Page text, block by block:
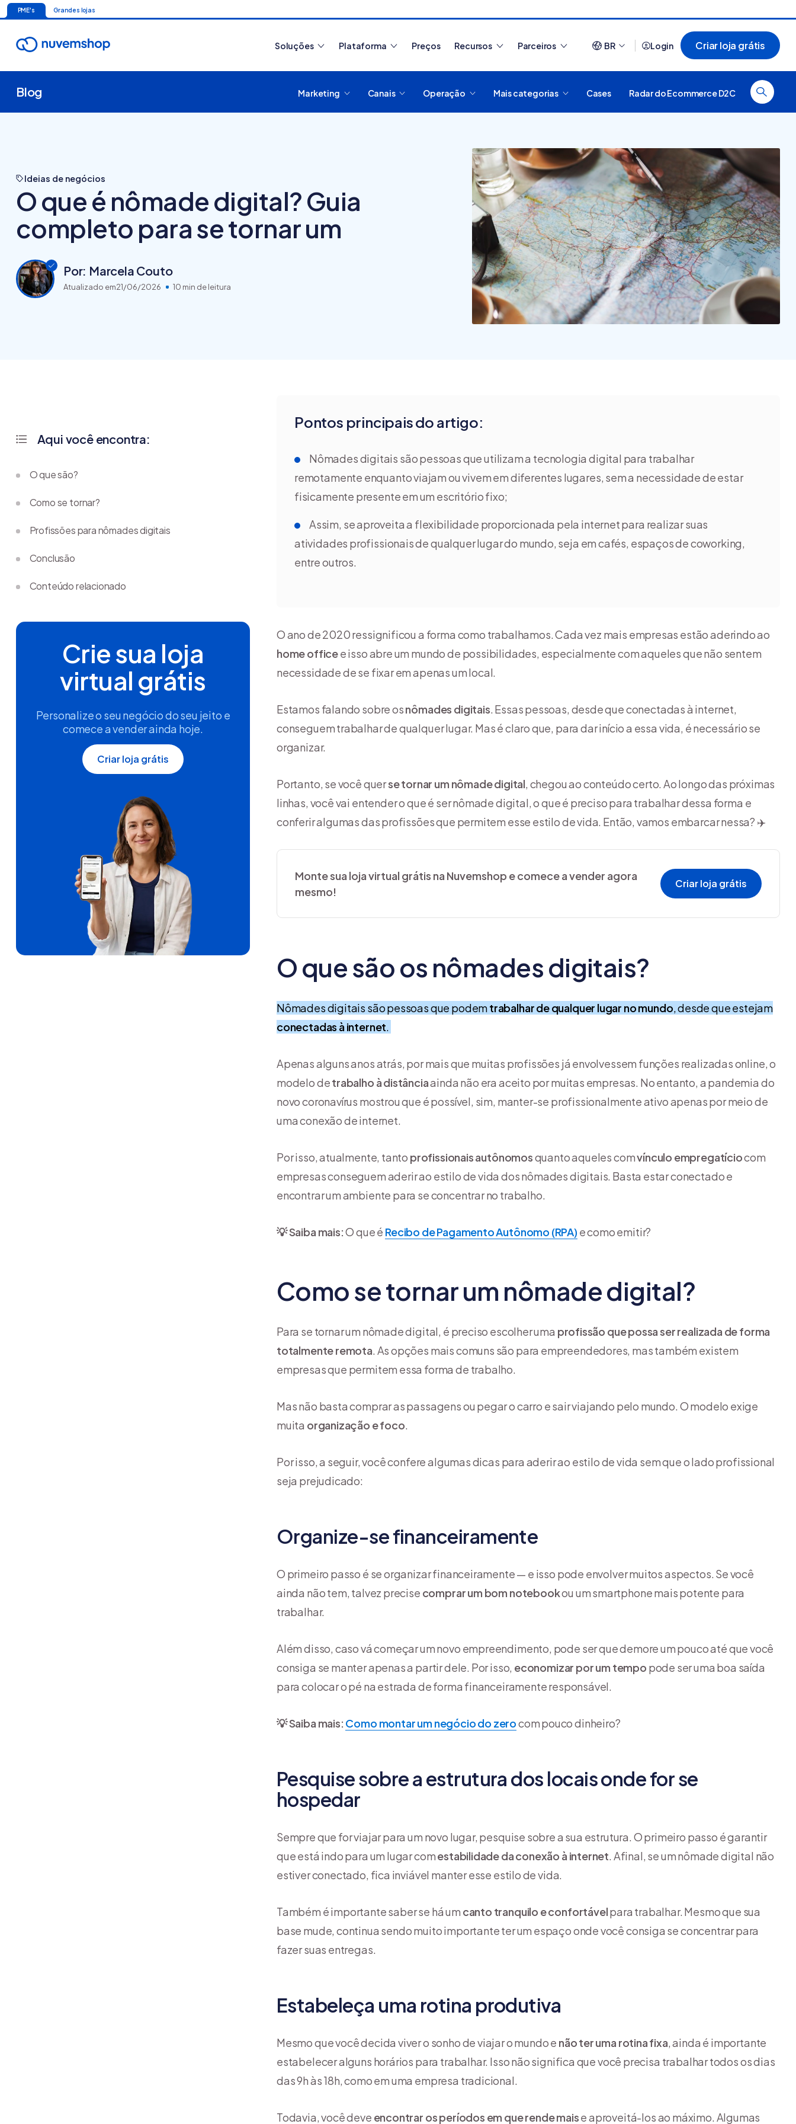
PME's Grandes lojas
Soluções Plataforma Preços Recursos
plataforma de
e-commerce?
O que é
plataforma
digital, como
funciona e quais
são os tipos?
[guia]
44 sites que usam Nuvemshop para te
inspirar a ter o seu negó...
Parceiros BR Login Criar loja grátis
Blog Marketing Canais Operação Mais categorias Cases Radar do Ecommerce D2C
Ideias de negócios
O que é nômade digital? Guia
completo para se tornar um
Por: Marcela Couto
Atualizado em21/06/2026 10 min de leitura
Pontos principais do artigo:
Nômades digitais são pessoas que utilizam a tecnologia digital para trabalhar
remotamente enquanto viajam ou vivem em diferentes lugares, sem a necessidade de estar
fisicamente presente em um escritório fixo;
Assim, se aproveita a flexibilidade proporcionada pela internet para realizar suas
atividades profissionais de qualquer lugar do mundo, seja em cafés, espaços de coworking,
entre outros.
O ano de 2020 ressignificou a forma como trabalhamos. Cada vez mais empresas estão aderindo ao
home officee isso abre um mundo de possibilidades, especialmente com aqueles que não sentem
necessidade de se fixar em apenas um local.
Estamos falando sobre osnômades digitais. Essas pessoas, desde que conectadas à internet,
conseguem trabalhar de qualquer lugar. Mas é claro que, para dar início a essa vida, é necessário se
organizar.
Portanto, se você querse tornar um nômade digital, chegou ao conteúdo certo. Ao longo das próximas
linhas, você vai entender o que é ser nômade digital, o que é preciso para trabalhar dessa forma e
conferir algumas das profissões que permitem esse estilo de vida. Então, vamos embarcar nessa? ✈️
Monte sua loja virtual grátis na Nuvemshop e comece a vender agora
mesmo!
Criar loja grátis
O que são os nômades digitais?
Nômades digitais são pessoas que podemtrabalhar de qualquer lugar no mundo, desde que estejam
conectadas à internet.
Apenas alguns anos atrás, por mais que muitas profissões já envolvessem funções realizadas online, o
modelo detrabalho à distânciaainda não era aceito por muitas empresas. No entanto, a pandemia do
novo coronavírus mostrou que é possível, sim, manter-se profissionalmente ativo apenas por meio de
uma conexão de internet.
Por isso, atualmente, tanto profissionais autônomosquanto aqueles comvínculo empregatíciocom
empresas conseguem aderir ao estilo de vida dos nômades digitais. Basta estar conectado e
encontrar um ambiente para se concentrar no trabalho.
💡 Saiba mais:O que é Recibo de Pagamento Autônomo (RPA) e como emitir?
Como se tornar um nômade digital?
Para se tornar um nômade digital, é preciso escolher uma profissão que possa ser realizada de forma
totalmente remota. As opções mais comuns são para empreendedores, mas também existem
empresas que permitem essa forma de trabalho.
Mas não basta comprar as passagens ou pegar o carro e sair viajando pelo mundo. O modelo exige
muita organização efoco.
Por isso, a seguir, você confere algumas dicas para aderir ao estilo de vida sem que o lado profissional
seja prejudicado:
Organize-se financeiramente
O primeiro passo é se organizar financeiramente — e isso pode envolver muitos aspectos. Se você
ainda não tem, talvez precise comprar um bom notebookou um smartphone mais potente para
trabalhar.
Além disso, caso vá começar um novo empreendimento, pode ser que demore um pouco até que você
consiga se manter apenas a partir dele. Por isso, economizar por um tempo pode ser uma boa saída
para colocar o pé na estrada de forma financeiramente responsável.
💡 Saiba mais: Como montar um negócio do zerocom pouco dinheiro?
Pesquise sobre a estrutura dos locais onde for se
hospedar
Sempre que for viajar para um novo lugar, pesquise sobre a sua estrutura. O primeiro passo é garantir
que está indo para um lugar comestabilidade da conexão à internet. Afinal, se um nômade digital não
estiver conectado, fica inviável manter esse estilo de vida.
Também é importante saber se há um canto tranquilo e confortávelpara trabalhar. Mesmo que sua
base mude, continua sendo muito importante ter um espaço onde você consiga se concentrar para
fazer suas entregas.
Estabeleça uma rotina produtiva
Mesmo que você decida viver o sonho de viajar o mundo e não ter uma rotina fixa, ainda é importante
estabelecer alguns horários para trabalhar. Isso não significa que você precisa trabalhar todos os dias
das 9h às 18h, como em uma empresa tradicional.
Todavia, você deve encontrar os períodos em que rende maise aproveitá-los ao máximo. Algumas
Aqui você encontra:
O que são?
Como se tornar?
Profissões para nômades digitais
Conclusão
Conteúdo relacionado
Crie sua loja
virtual grátis
Personalize o seu negócio do seu jeito e
comece a vender ainda hoje.
Criar loja grátis